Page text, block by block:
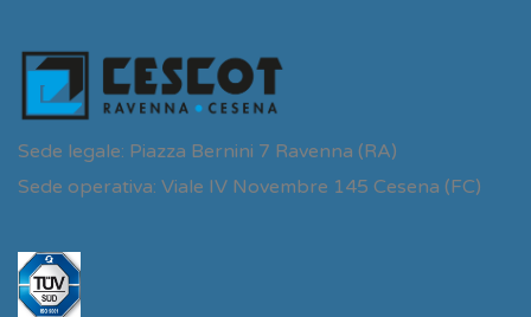
Sede legale: Piazza Bernini 7 Ravenna (RA)
Sede operativa: Viale IV Novembre 145 Cesena (FC)